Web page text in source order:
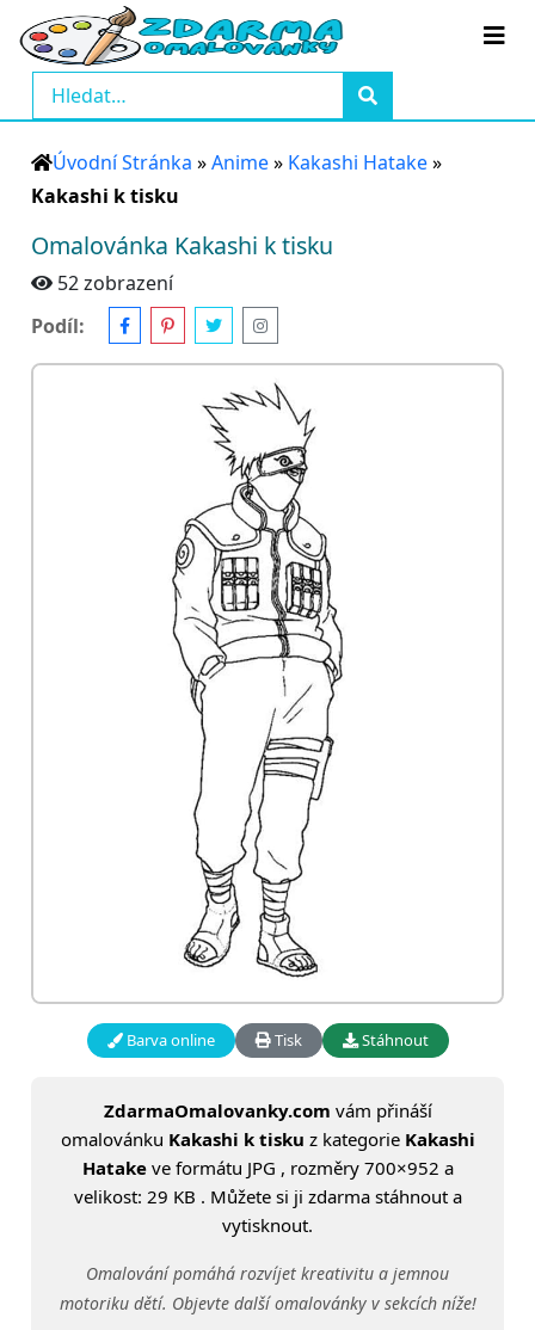
Úvodní Stránka »Anime» Kakashi Hatake»
Kakashi k tisku
Omalovánka Kakashi k tisku
52 zobrazení
Podíl:
Barva online Tisk Stáhnout
ZdarmaOmalovanky.com vám přináší
omalovánku Kakashi k tisku z kategorie Kakashi
Hatakeve formátu JPG , rozměry 700×952 a
velikost: 29 KB . Můžete si ji zdarma stáhnout a
vytisknout.
Omalování pomáhá rozvíjet kreativitu a jemnou
motoriku dětí. Objevte další omalovánky v sekcích níže!